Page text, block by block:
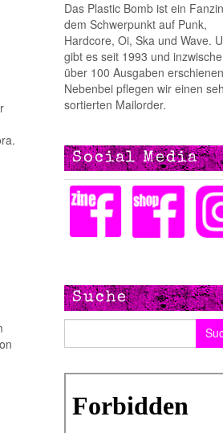
Das Plastic Bomb ist ein
dem Schwerpunkt auf Punk,
Hardcore, Oi, Ska und Wave.
gibt es seit 1993 und
über 100 Ausgaben
Nebenbei pflegen wir einen
sortierten Mailorder.
Social Media
Suche